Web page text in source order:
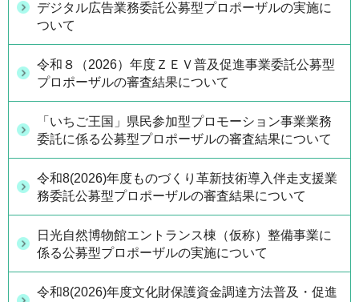
デジタル広告業務委託公募型プロポーザルの実施に
ついて
令和８（2026）年度ＺＥＶ普及促進事業委託公募型
プロポーザルの審査結果について
「いちご王国」県民参加型プロモーション事業業務
委託に係る公募型プロポーザルの審査結果について
令和8(2026)年度ものづくり革新技術導入伴走支援業
務委託公募型プロポーザルの審査結果について
日光自然博物館エントランス棟（仮称）整備事業に
係る公募型プロポーザルの実施について
令和8(2026)年度文化財保護資金調達方法普及・促進